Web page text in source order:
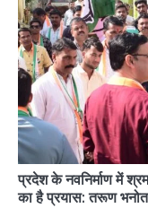
प्रदेश के नवनिर्माण में
का है प्रयास: तरूण भनोत